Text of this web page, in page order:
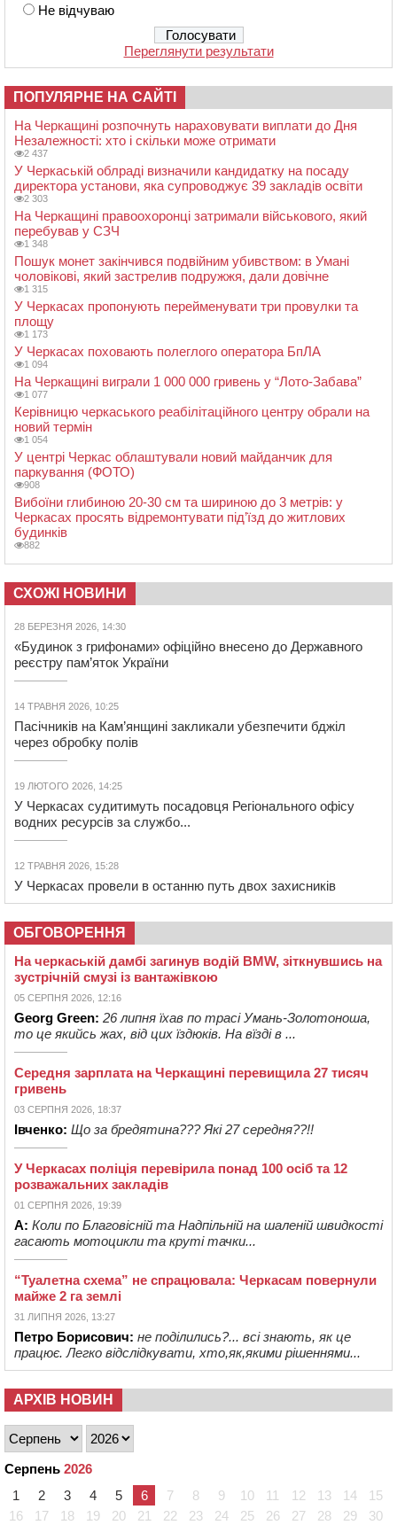
Не відчуваю
Переглянути результати
ПОПУЛЯРНЕ НА САЙТІ
На Черкащині розпочнуть нараховувати виплати до Дня
Незалежності: хто і скільки може отримати
2 437
У Черкаській облраді визначили кандидатку на посаду
директора установи, яка супроводжує 39 закладів освіти
2 303
На Черкащині правоохоронці затримали військового, який
перебував у СЗЧ
1 348
Пошук монет закінчився подвійним убивством: в Умані
чоловікові, який застрелив подружжя, дали довічне
1 315
У Черкасах пропонують перейменувати три провулки та
площу
1 173
У Черкасах поховають полеглого оператора БпЛА
1 094
На Черкащині виграли 1 000 000 гривень у “Лото-Забава”
1 077
Керівницю черкаського реабілітаційного центру обрали на
новий термін
1 054
У центрі Черкас облаштували новий майданчик для
паркування (ФОТО)
908
Вибоїни глибиною 20-30 см та шириною до 3 метрів: у
Черкасах просять відремонтувати під’їзд до житлових
будинків
882
СХОЖІ НОВИНИ
28 БЕРЕЗНЯ 2026, 14:30
«Будинок з грифонами» офіційно внесено до Державного
реєстру пам’яток України
14 ТРАВНЯ 2026, 10:25
Пасічників на Кам’янщині закликали убезпечити бджіл
через обробку полів
19 ЛЮТОГО 2026, 14:25
У Черкасах судитимуть посадовця Регіонального офісу
водних ресурсів за службо...
12 ТРАВНЯ 2026, 15:28
У Черкасах провели в останню путь двох захисників
ОБГОВОРЕННЯ
На черкаській дамбі загинув водій BMW, зіткнувшись на
зустрічній смузі із вантажівкою
05 СЕРПНЯ 2026, 12:16
Georg Green: 26 липня їхав по трасі Умань-Золотоноша,
то це якийсь жах, від цих їздюків. На вїзді в ...
Середня зарплата на Черкащині перевищила 27 тисяч
гривень
03 СЕРПНЯ 2026, 18:37
Івченко: Що за бредятина??? Які 27 середня??!!
У Черкасах поліція перевірила понад 100 осіб та 12
розважальних закладів
01 СЕРПНЯ 2026, 19:39
А: Коли по Благовісній та Надпільній на шаленій швидкості
гасають мотоцикли та круті тачки...
“Туалетна схема” не спрацювала: Черкасам повернули
майже 2 га землі
31 ЛИПНЯ 2026, 13:27
Петро Борисович: не поділились?... всі знають, як це
працює. Легко відслідкувати, хто,як,якими рішеннями...
АРХІВ НОВИН
Серпень 2026
1
2 3 4 5 6 7 8 9 10 11 12 13 14
15
16
17 18 19 20 21 22 23 24 25 26 27 28 29 30